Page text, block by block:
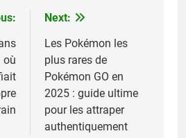
où
Next:
Les Pokémon les
plus rares de
Pokémon GO en
2025 : guide ultime
pour les attraper
authentiquement